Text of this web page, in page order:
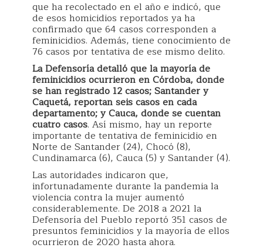
que ha recolectado en el año e indicó, que
de esos homicidios reportados ya ha
confirmado que 64 casos corresponden a
feminicidios. Además, tiene conocimiento de
76 casos por tentativa de ese mismo delito.
La Defensoría detalló que la mayoría de
feminicidios ocurrieron en Córdoba, donde
se han registrado 12 casos; Santander y
Caquetá, reportan seis casos en cada
departamento; y Cauca, donde se cuentan
cuatro casos. Así mismo, hay un reporte
importante de tentativa de feminicidio en
Norte de Santander (24), Chocó (8),
Cundinamarca (6), Cauca (5) y Santander (4).
Las autoridades indicaron que,
infortunadamente durante la pandemia la
violencia contra la mujer aumentó
considerablemente. De 2018 a 2021 la
Defensoría del Pueblo reportó 351 casos de
presuntos feminicidios y la mayoría de ellos
ocurrieron de 2020 hasta ahora.